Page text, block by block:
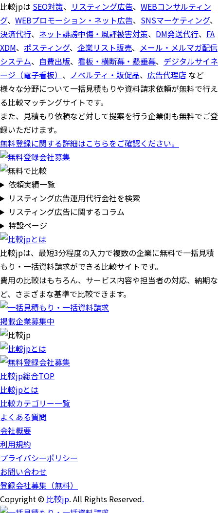
比較jpは SEO対策、 リスティング広告、 WEBコンサルティン
グ、 WEBプロモーション・ネット広告、 SNSマーケティング、
決済代行、 ネット誹謗中傷・風評被害対策、 DM発送代行、 FA
XDM、 ポスティング、 企業リスト販売、 メール・メルマガ配信
システム、 自費出版、 看板・横断幕・懸垂幕、 デジタルサイネ
ージ（電子看板） 、 ノベルティ・販促品、 広告代理店 など
様々な分野について一括見積もりや資料請求依頼が無料で行え
る比較マッチングサイトです。
また、見積もり依頼など対して提案を行う企業側も無料でご登
録いただけます。
無料登録に関する詳細はこちらをご確認ください。
依頼実績一覧
リスティング広告運用代行会社を検索
リスティング広告に関するコラム
特設ページ
比較jpは、 最短3分程度の入力で複数の企業に無料で一括見積
もり・一括資料請求ができる比較サイトです。
費用の比較はもちろん、サービス内容や担当者の対応、納期な
ど、さまざまな基準で比較できます。
掲載企業募集中
比較jp総合TOP
比較jpとは
比較カテゴリー一覧
よくある質問
会社概要
利用規約
プライバシーポリシー
お問い合わせ
登録会社募集（無料）
Copyright ©比較jp. All Rights Reserved.